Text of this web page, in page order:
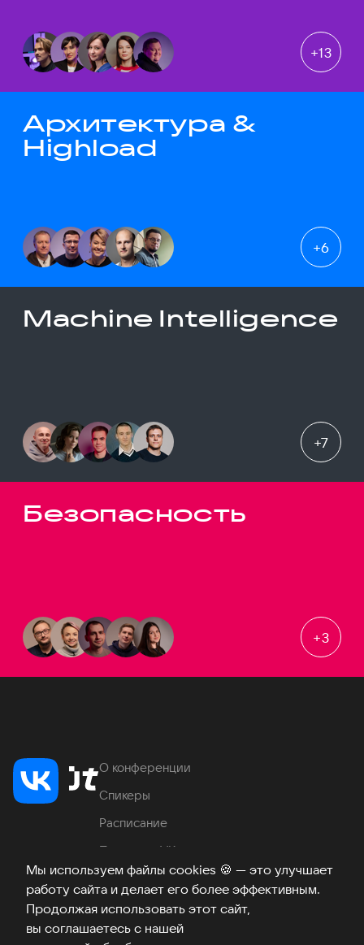
Мы используем файлы cookies 🍪 — это улучшает
работу сайта и делает его более эффективным.
Продолжая использовать этот сайт,
вы соглашаетесь с нашей
+13
Архитектура &
Highload
+6
Machine Intelligence
+7
Безопасность
+3
О конференции
Спикеры
Расписание
Продукты VK
Место проведения
Часто задаваемые вопросы